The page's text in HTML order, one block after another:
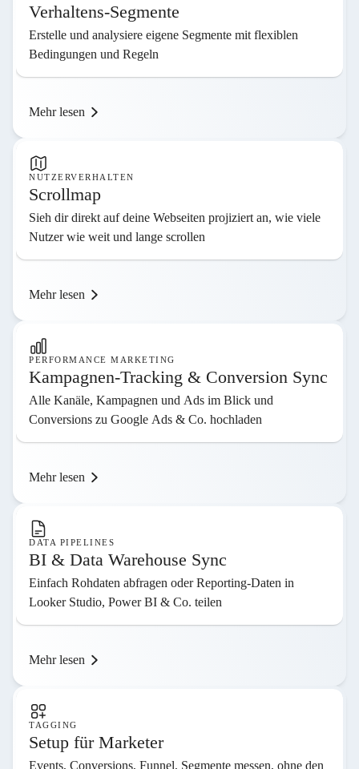
Verhaltens-Segmente
Erstelle und analysiere eigene Segmente mit flexiblen
Bedingungen und Regeln
Mehr lesen
NUTZERVERHALTEN
Scrollmap
Sieh dir direkt auf deine Webseiten projiziert an, wie viele
Nutzer wie weit und lange scrollen
Mehr lesen
PERFORMANCE MARKETING
Kampagnen-Tracking & Conversion Sync
Alle Kanäle, Kampagnen und Ads im Blick und
Conversions zu Google Ads & Co. hochladen
Mehr lesen
DATA PIPELINES
BI & Data Warehouse Sync
Einfach Rohdaten abfragen oder Reporting-Daten in
Looker Studio, Power BI & Co. teilen
Mehr lesen
TAGGING
Setup für Marketer
Events, Conversions, Funnel, Segmente messen, ohne den